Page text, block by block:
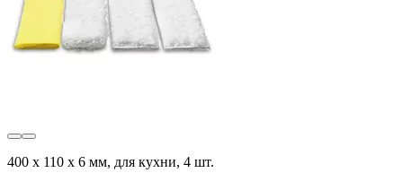
400 x 110 x 6 мм, для кухни, 4 шт.